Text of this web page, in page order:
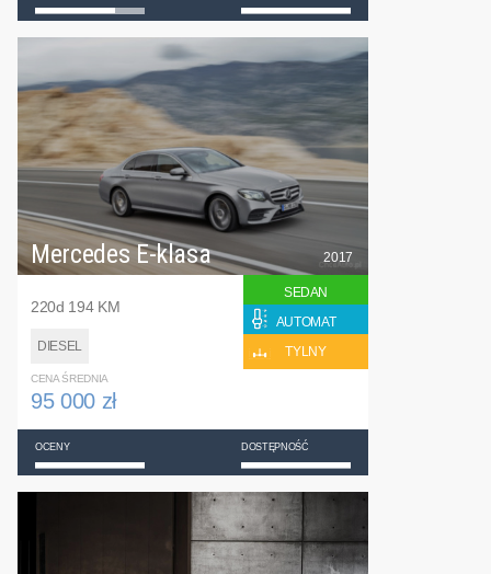
Mercedes E-klasa
220d 194 KM
DIESEL
2017
SEDAN
AUTOMAT
TYLNY
CENA ŚREDNIA
95 000 zł
OCENY DOSTĘPNOŚĆ